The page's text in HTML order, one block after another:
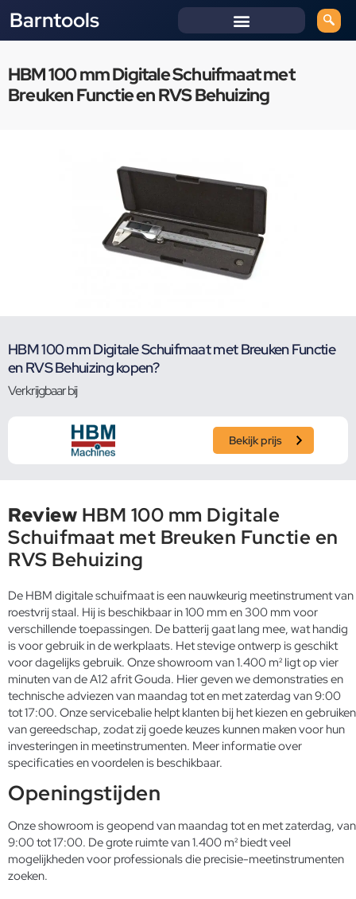
Barntools
HBM 100 mm Digitale Schuifmaat met
Breuken Functie en RVS Behuizing
HBM 100 mm Digitale Schuifmaat met Breuken Functie
en RVS Behuizing kopen?
Verkrijgbaar bij
Bekijk prijs
Review HBM 100 mm Digitale
Schuifmaat met Breuken Functie en
RVS Behuizing
De HBM digitale schuifmaat is een nauwkeurig meetinstrument van
roestvrij staal. Hij is beschikbaar in 100 mm en 300 mm voor
verschillende toepassingen. De batterij gaat lang mee, wat handig
is voor gebruik in de werkplaats. Het stevige ontwerp is geschikt
voor dagelijks gebruik. Onze showroom van 1.400 m² ligt op vier
minuten van de A12 afrit Gouda. Hier geven we demonstraties en
technische adviezen van maandag tot en met zaterdag van 9:00
tot 17:00. Onze servicebalie helpt klanten bij het kiezen en gebruiken
van gereedschap, zodat zij goede keuzes kunnen maken voor hun
investeringen in meetinstrumenten. Meer informatie over
specificaties en voordelen is beschikbaar.
Openingstijden
Onze showroom is geopend van maandag tot en met zaterdag, van
9:00 tot 17:00. De grote ruimte van 1.400 m² biedt veel
mogelijkheden voor professionals die precisie-meetinstrumenten
zoeken.